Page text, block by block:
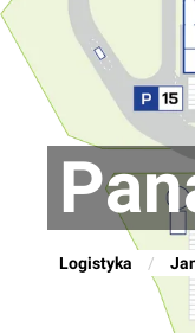
Logistyka /